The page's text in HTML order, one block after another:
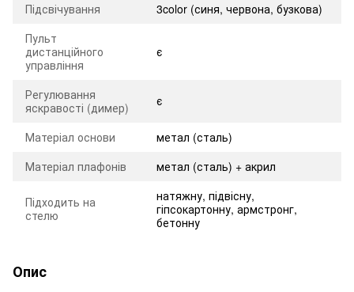
Підсвічування
3color (синя, червона, бузкова)
Пульт
дистанційного
управління
є
Регулювання
яскравості (димер)
є
Матеріал основи
метал (сталь)
Матеріал плафонів
метал (сталь) + акрил
Підходить на
стелю
натяжну, підвісну,
гіпсокартонну, армстронг,
бетонну
Опис